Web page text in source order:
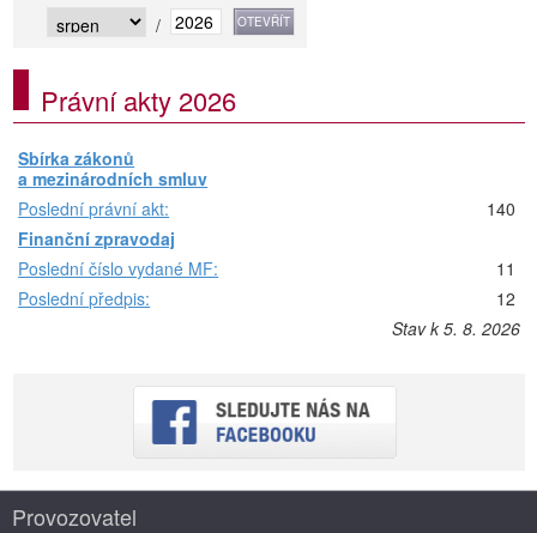
/
Právní akty 2026
Sbírka zákonů
a mezinárodních smluv
Poslední právní akt:
140
Finanční zpravodaj
Poslední číslo vydané MF:
11
Poslední předpis:
12
Stav k 5. 8. 2026
Provozovatel